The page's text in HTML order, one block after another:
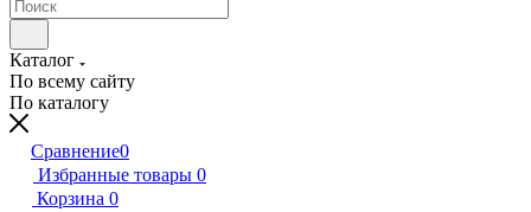
Каталог
По всему сайту
По каталогу
Сравнение0
Избранные товары 0
Корзина 0